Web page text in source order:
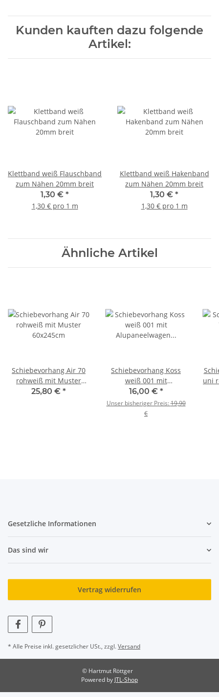
Kunden kauften dazu folgende
Artikel:
Klettband weiß Flauschband
zum Nähen 20mm breit
1,30 € *
1,30 € pro 1 m
Klettband weiß Hakenband
zum Nähen 20mm breit
1,30 € *
1,30 € pro 1 m
Ähnliche Artikel
Schiebevorhang Air 70
rohweiß mit Muster
60x245cm
25,80 € *
Schiebevorhang Koss
weiß 001 mit
Alupaneelwagen
60x245cm
16,00 € *
Unser bisheriger Preis:19,90
€
uni
Gesetzliche Informationen
Das sind wir
Vertrag widerrufen
* Alle Preise inkl. gesetzlicher USt., zzgl.Versand
© Hartmut Röttger
Powered by JTL-Shop